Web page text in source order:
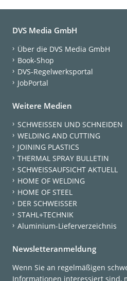
DVS Media GmbH
Über die DVS Media GmbH
Book-Shop
DVS-Regelwerksportal
JobPortal
Weitere Medien
SCHWEISSEN UND SCHNEIDEN
WELDING AND CUTTING
JOINING PLASTICS
THERMAL SPRAY BULLETIN
SCHWEISSAUFSICHT AKTUELL
HOME OF WELDING
HOME OF STEEL
DER SCHWEISSER
STAHL+TECHNIK
Aluminium-Lieferverzeichnis
Newsletteranmeldung
Wenn Sie an regelmäßigen
Informationen interessiert sind,